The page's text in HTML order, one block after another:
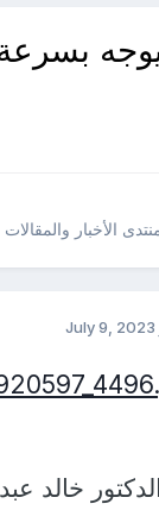
الأخبار
July 9, 2023
خالد